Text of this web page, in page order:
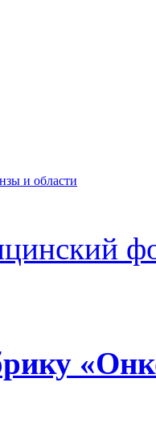
и области